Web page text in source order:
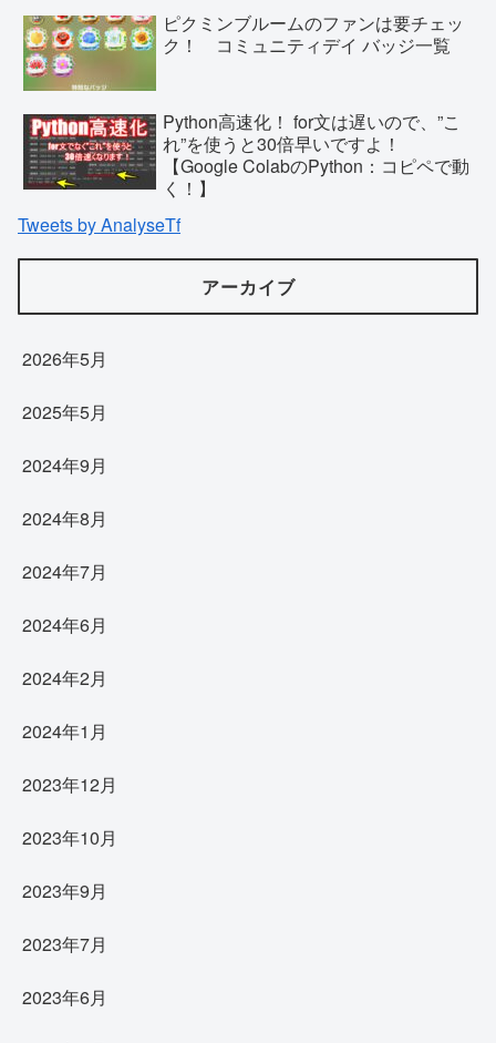
ピクミンブルームのファンは要チェッ
ク！ コミュニティデイ バッジ一覧
Python高速化！ for文は遅いので、”こ
れ”を使うと30倍早いですよ！
【Google ColabのPython：コピペで動
く！】
Tweets by AnalyseTf
アーカイブ
2026年5月
2025年5月
2024年9月
2024年8月
2024年7月
2024年6月
2024年2月
2024年1月
2023年12月
2023年10月
2023年9月
2023年7月
2023年6月